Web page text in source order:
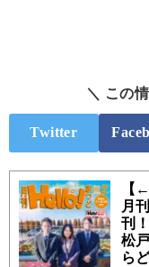
＼ この
Twitter
【
月
刊
松
ら